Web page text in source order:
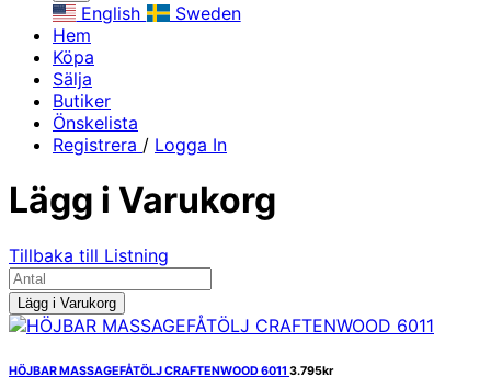
English
Sweden
Hem
Köpa
Sälja
Butiker
Önskelista
Registrera / Logga In
Lägg i Varukorg
Tillbaka till Listning
Lägg i Varukorg
HÖJBAR MASSAGEFÅTÖLJ CRAFTENWOOD 6011 3.795kr